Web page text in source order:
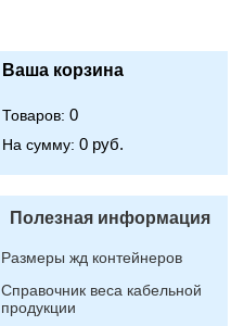
Ваша корзина
Товаров: 0
На сумму: 0 руб.
Полезная информация
Размеры жд контейнеров
Справочник веса кабельной
продукции